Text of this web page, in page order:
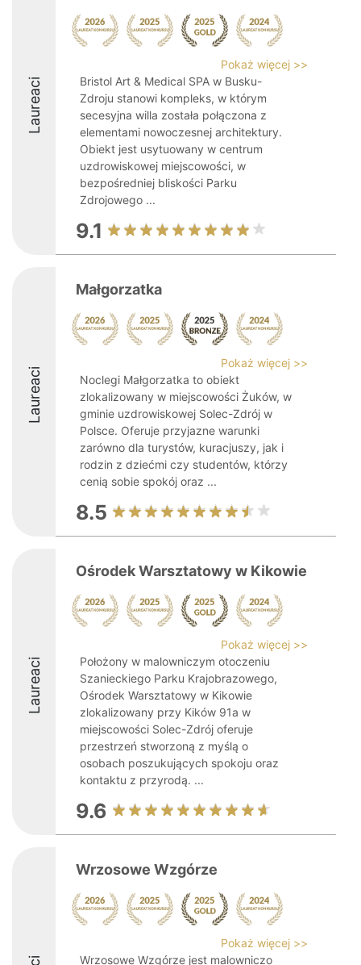
Laureaci
Pokaż więcej >>
Bristol Art & Medical SPA w Busku-
Zdroju stanowi kompleks, w którym
secesyjna willa została połączona z
elementami nowoczesnej architektury.
Obiekt jest usytuowany w centrum
uzdrowiskowej miejscowości, w
bezpośredniej bliskości Parku
Zdrojowego ...
9.1
Laureaci
Małgorzatka
Pokaż więcej >>
Noclegi Małgorzatka to obiekt
zlokalizowany w miejscowości Żuków, w
gminie uzdrowiskowej Solec-Zdrój w
Polsce. Oferuje przyjazne warunki
zarówno dla turystów, kuracjuszy, jak i
rodzin z dziećmi czy studentów, którzy
cenią sobie spokój oraz ...
8.5
Laureaci
Ośrodek Warsztatowy w Kikowie
Pokaż więcej >>
Położony w malowniczym otoczeniu
Szanieckiego Parku Krajobrazowego,
Ośrodek Warsztatowy w Kikowie
zlokalizowany przy Kików 91a w
miejscowości Solec-Zdrój oferuje
przestrzeń stworzoną z myślą o
osobach poszukujących spokoju oraz
kontaktu z przyrodą. ...
9.6
Wrzosowe Wzgórze
Pokaż więcej >>
Wrzosowe Wzgórze jest malowniczo